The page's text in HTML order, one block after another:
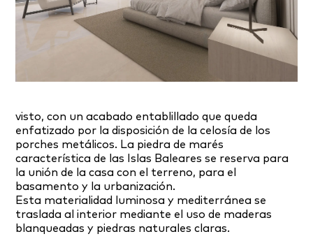
visto, con un acabado entablillado que queda
enfatizado por la disposición de la celosía de los
porches metálicos. La piedra de marés
característica de las Islas Baleares se reserva para
la unión de la casa con el terreno, para el
basamento y la urbanización.
Esta materialidad luminosa y mediterránea se
traslada al interior mediante el uso de maderas
blanqueadas y piedras naturales claras.